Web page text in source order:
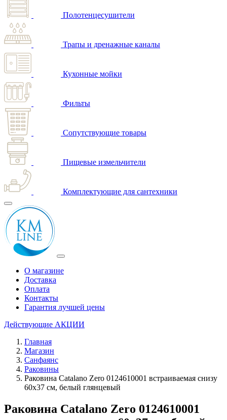
Полотенцесушители
Трапы и дренажные каналы
Кухонные мойки
Фильты
Сопутствующие товары
Пищевые измельчители
Комплектующие для сантехники
О магазине
Доставка
Оплата
Контакты
Гарантия лучшей цены
Действующие АКЦИИ
Главная
Магазин
Санфаянс
Раковины
Раковина Catalano Zero 0124610001 встраиваемая снизу
60х37 см, белый глянцевый
Раковина Catalano Zero 0124610001